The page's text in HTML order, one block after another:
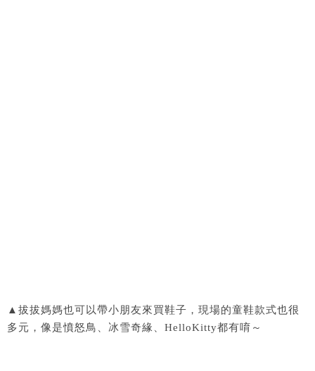
▲拔拔媽媽也可以帶小朋友來買鞋子，現場的童鞋款式也很
多元，像是憤怒鳥、冰雪奇緣、HelloKitty都有唷～